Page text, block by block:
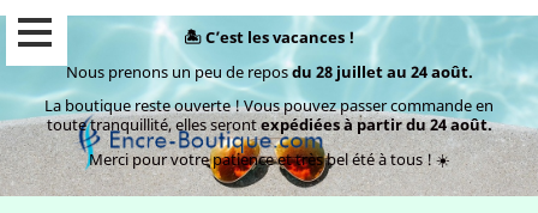
🏝️ C’est les vacances !
Nous prenons un peu de reposdu 28 juillet au 24 août.
La boutique reste ouverte ! Vous pouvez passer commande en
toute tranquillité, elles serontexpédiées à partir du 24 août.
Merci pour votre patience et très bel été à tous ! ☀️